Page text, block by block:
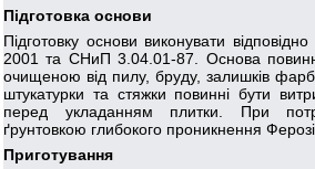
Підготовка основи
Підготовку основи виконувати
2001 та СНиП 3.04.01-87. Основа
очищеною від пилу, бруду, залишків
штукатурки та стяжки повинні бути
перед укладанням плитки. При
ґрунтовкою глибокого проникнення
Приготування